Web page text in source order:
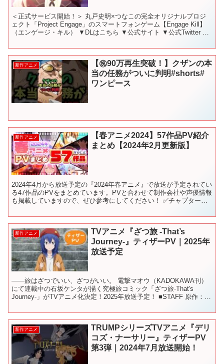
＜正式サービス開始！＞ 丸戸史明×つなこの完全オリジナルプロジ
ェクト「Project Engage」のスマートフォンゲーム【Engage Kill】
（エンゲージ・キル） ▼DLはこちら ▼公式サイト ▼公式Twitter ▼
新作アニメ
【㊗️90万再生突破！】クザンの本
当の任務がついに判明#shorts#
ワンピース
新作アニメ
【春アニメ2024】57作品PV紹介
まとめ【2024年2月更新版】
2024年4月から放送予定の『2024年春アニメ』で放送が予定されてい
る47作品のPVをまとめています。PVと合わせて制作会社や声優情報
も掲載していますので、ぜひ参考にしてください！ ✅チャプターリ
新作アニメ
TVアニメ『ざつ旅 -That’s
Journey-』ティザーPV｜2025年
放送予定
――旅はざつでいい、ざつがいい。 電撃マオウ（KADOKAWA刊）
にて連載中の石坂ケンタが描く究極旅コミック「ざつ旅-That's
Journey-」がTVアニメ化決定！2025年放送予定！ ■STAFF 原作：石
新作アニメ
TRUMPシリーズTVアニメ『デリ
コズ・ナーサリー』ティザーPV
第3弾｜2024年7月放送開始！